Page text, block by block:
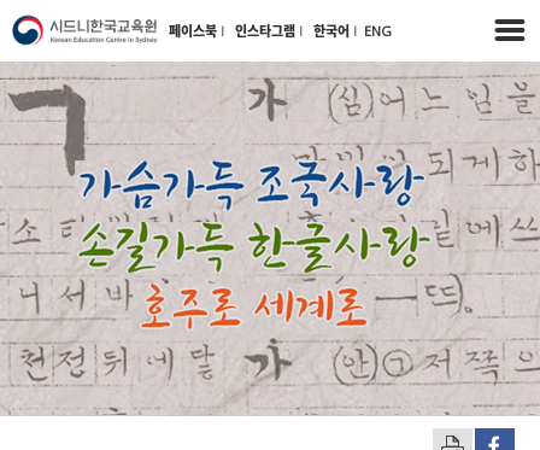
페이스북 l 인스타그램 l 한국어 l ENG